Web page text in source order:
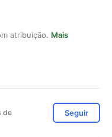
atribuição. Mais
de
Seguir